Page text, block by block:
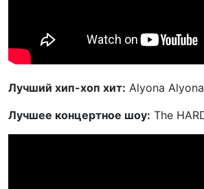
Лучший хип-хоп хит: Alyona
Лучшее концертное шоу: The